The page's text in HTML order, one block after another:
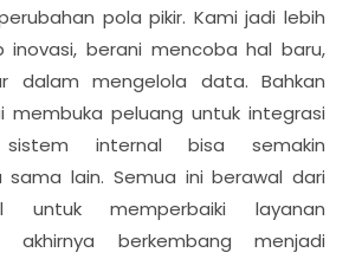
pola pikir. Kami jadi lebih
inovasi, berani mencoba hal baru,
dalam mengelola data. Bahkan
membuka peluang untuk integrasi
internal bisa semakin
lain. Semua ini berawal dari
untuk memperbaiki layanan
akhirnya berkembang menjadi